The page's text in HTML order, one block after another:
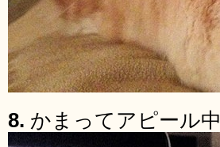
8. かまってアピール中